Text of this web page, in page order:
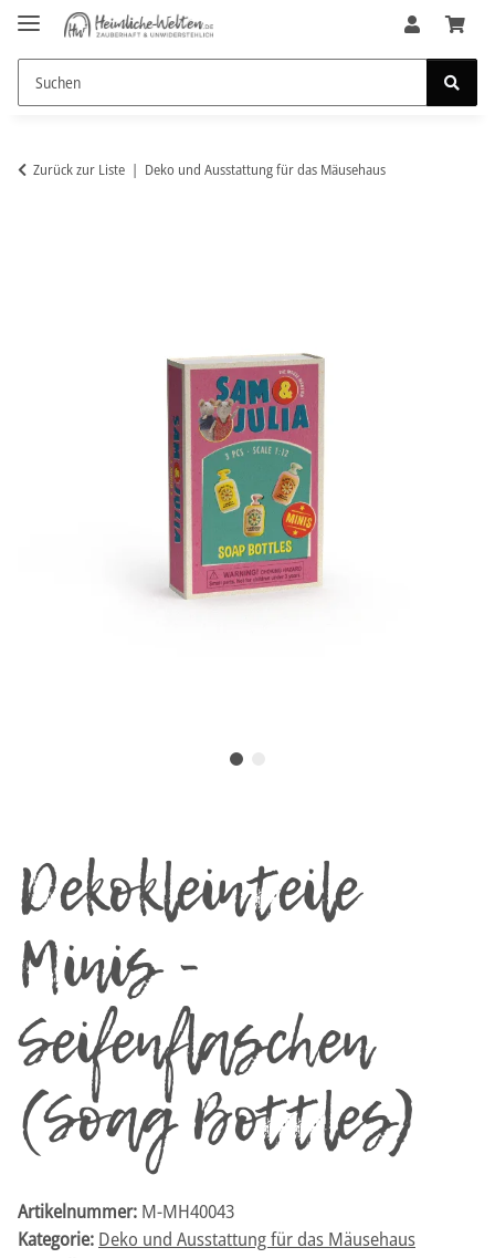
Zurück zur Liste Deko und Ausstattung für das Mäusehaus
Dekokleinteile
Minis -
Seifenflaschen
(Soag Bottles)
Artikelnummer: M-MH40043
Kategorie: Deko und Ausstattung für das Mäusehaus